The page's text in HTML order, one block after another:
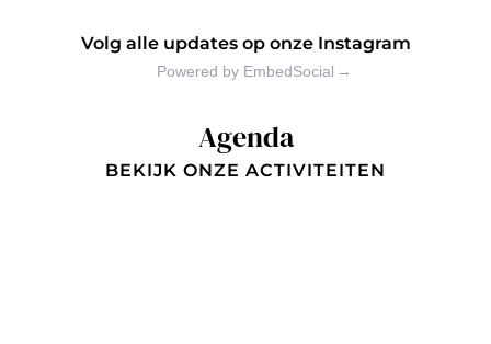
Volg alle updates op onze Instagram
Powered by EmbedSocial →
Agenda
BEKIJK ONZE ACTIVITEITEN